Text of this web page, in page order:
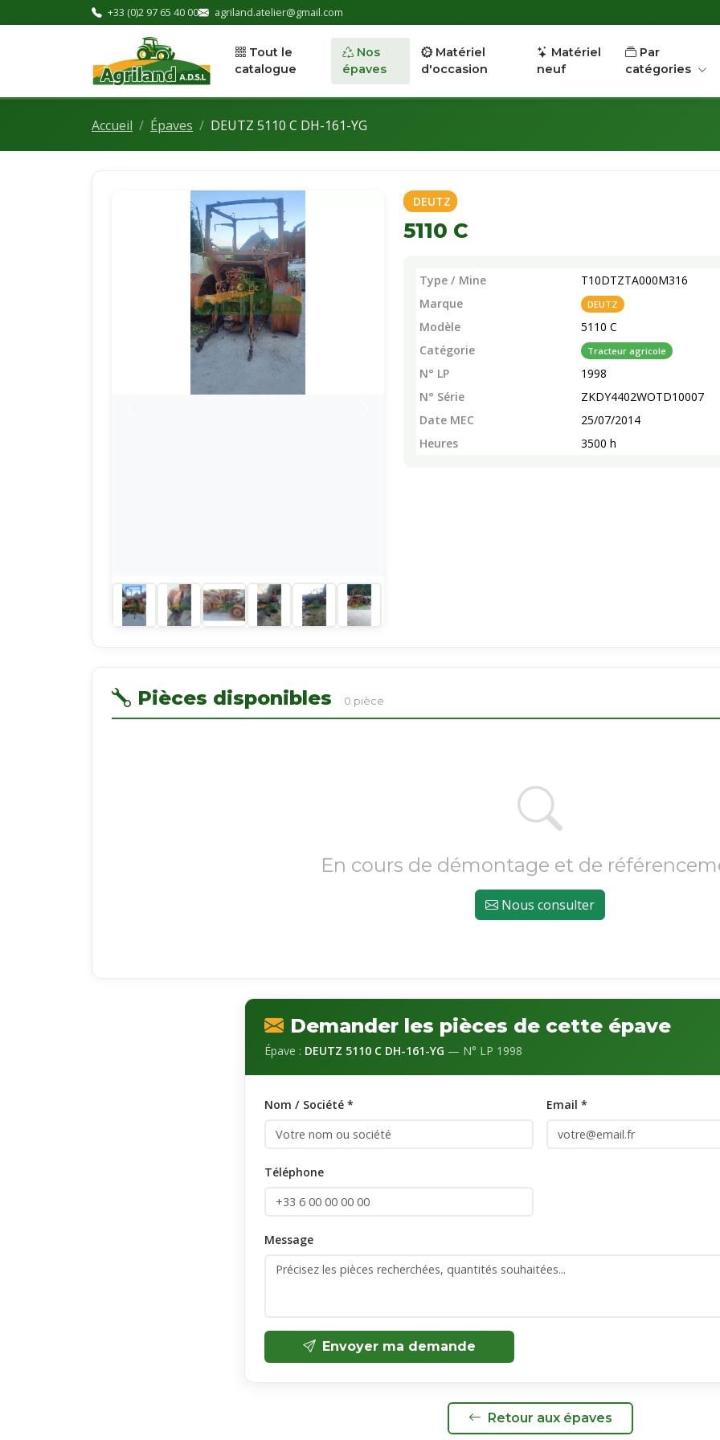
+33 (0)2 97 65 40 00 agriland.atelier@gmail.com
Tout le
catalogue
Nos
épaves
Matériel
d'occasion
Matériel
neuf
Par
catégories
Accueil Épaves DEUTZ 5110 C DH-161-YG
DEUTZ
5110 C
Type / Mine
T10DTZTA000M316
Marque
DEUTZ
Modèle
5110 C
Catégorie
Tracteur agricole
N° LP
1998
N° Série
ZKDY4402WOTD10007
Date MEC
25/07/2014
Heures
3500 h
Pièces disponibles 0 pièce
En cours de démontage et de
Nous consulter
Demander les pièces de cette épave
Épave : DEUTZ 5110 C DH-161-YG — N° LP 1998
Nom / Société * Email *
Téléphone
Message
Envoyer ma demande
Retour aux épaves